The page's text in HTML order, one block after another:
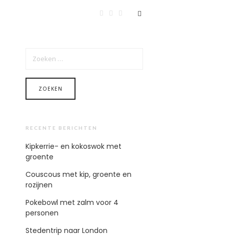
NAAR:
RECENTE BERICHTEN
Kipkerrie- en kokoswok met
groente
Couscous met kip, groente en
rozijnen
Pokebowl met zalm voor 4
personen
Stedentrip naar London